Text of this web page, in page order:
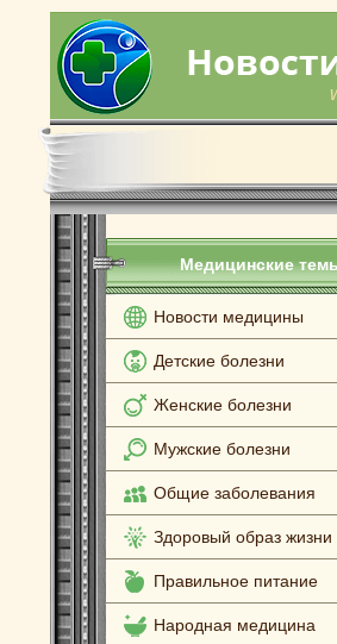
Медицинские
Новости медицины
Детские болезни
Женские болезни
Мужские болезни
Общие заболевания
Здоровый образ жизни
Правильное питание
Народная медицина